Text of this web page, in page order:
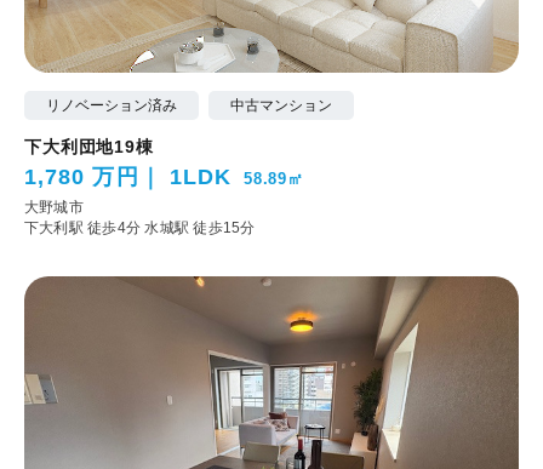
リノベーション済み 中古マンション
下大利団地19棟
1,780 万円 1LDK 58.89㎡
大野城市
下大利駅 徒歩4分水城駅 徒歩15分